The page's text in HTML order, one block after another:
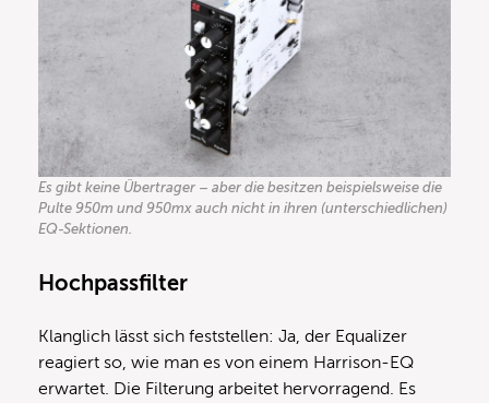
Es gibt keine Übertrager – aber die besitzen beispielsweise die
Pulte 950m und 950mx auch nicht in ihren (unterschiedlichen)
EQ-Sektionen.
Hochpassfilter
Klanglich lässt sich feststellen: Ja, der Equalizer
reagiert so, wie man es von einem Harrison-EQ
erwartet. Die Filterung arbeitet hervorragend. Es